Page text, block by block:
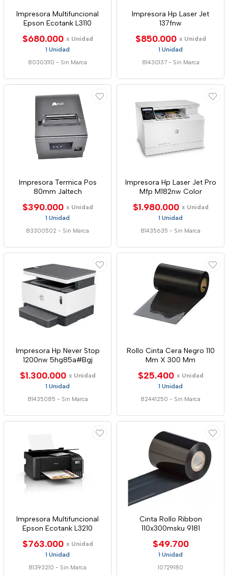
Impresora Multifuncional
Epson Ecotank L3110
$680.000 x Unidad
1 Unidad
80303110 - Sin Marca
Impresora Hp Laser Jet
137fnw
$850.000 x Unidad
1 Unidad
81430137 - Sin Marca
Impresora Termica Pos
80mm Jaltech
$390.000 x Unidad
1 Unidad
83300502 - Sin Marca
Impresora Hp Laser Jet Pro
Mfp M182nw Color
$1.980.000 x Unidad
1 Unidad
81435635 - Sin Marca
Impresora Hp Never Stop
1200nw 5hg85a#Bgj
$1.300.000 x Unidad
1 Unidad
81435085 - Sin Marca
Rollo Cinta Cera Negro 110
Mm X 300 Mm
$25.400 x Unidad
1 Unidad
82441250 - Sin Marca
Impresora Multifuncional
Epson Ecotank L3210
$763.000 x Unidad
1 Unidad
81393210 - Sin Marca
Cinta Rollo Ribbon
110x300msku 9181
$49.700
1 Unidad
10729180